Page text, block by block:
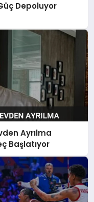
Depoluyor
Ayrılma
Başlatıyor